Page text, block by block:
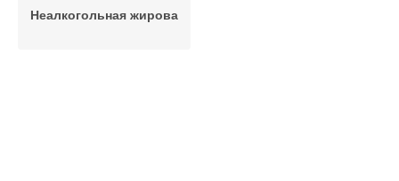
Неалкогольная жирова